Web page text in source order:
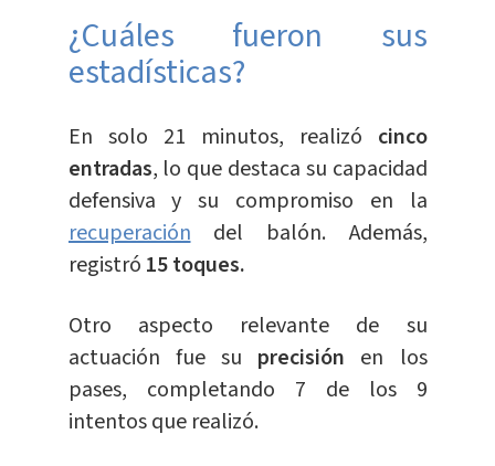
¿Cuáles fueron sus
estadísticas?
En solo 21 minutos, realizó cinco
entradas, lo que destaca su capacidad
defensiva y su compromiso en la
recuperacióndel balón. Además,
registró 15 toques.
Otro aspecto relevante de su
actuación fue su precisión en los
pases, completando 7 de los 9
intentos que realizó.